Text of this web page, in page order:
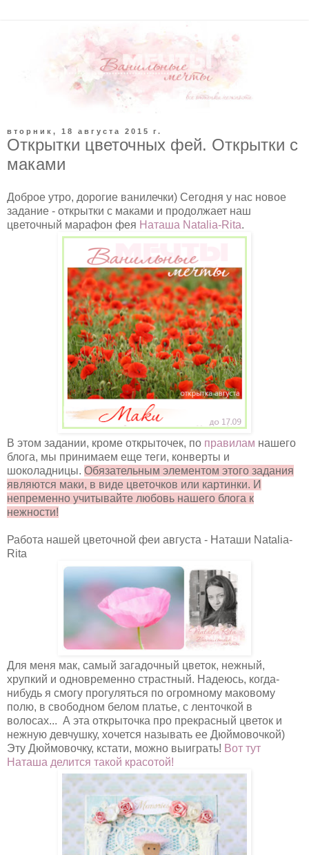
вторник, 18 августа 2015 г.
Открытки цветочных фей. Открытки с
маками
Доброе утро, дорогие ванилечки) Сегодня у нас новое
задание - открытки с маками и продолжает наш
цветочный марафон фея Наташа Natalia-Rita.
В этом задании, кроме открыточек, по правилам нашего
блога, мы принимаем еще теги, конверты и
шоколадницы. Обязательным элементом этого задания
являются маки, в виде цветочков или картинки. И
непременно учитывайте любовь нашего блога к
нежности!
Работа нашей цветочной феи августа - Наташи Natalia-
Rita
Для меня мак, самый загадочный цветок, нежный,
хрупкий и одновременно страстный. Надеюсь, когда-
нибудь я смогу прогуляться по огромному маковому
полю, в свободном белом платье, с ленточкой в
волосах... А эта открыточка про прекрасный цветок и
нежную девчушку, хочется называть ее Дюймовочкой)
Эту Дюймовочку, кстати, можно выиграть! Вот тут
Наташа делится такой красотой!